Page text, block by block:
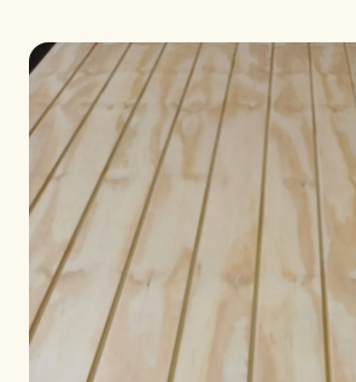
Molduras
Paneles de Teca
POR REGIÓN
🇺🇸
Estados Unidos
Unión Europea
🇬🇧Reino Unido
🇨🇦Canadá
🇦🇪
Oriente Medio
Australia
Polonia